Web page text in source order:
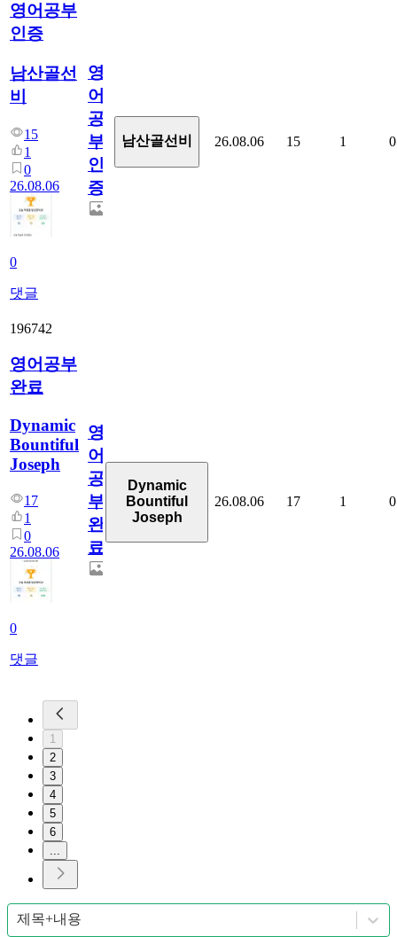
영어공부
인증
남산골선
비
15
1
0
26.08.06
0
댓글
영
어
공
부
인
증
남산골선비 26.08.06 15 1 0
196742
영어공부
완료
Dynamic
Bountiful
Joseph
17
1
0
26.08.06
0
댓글
영
어
공
부
완
료
Dynamic
Bountiful
Joseph
26.08.06 17 1 0
1
2
3
4
5
6
제목+내용